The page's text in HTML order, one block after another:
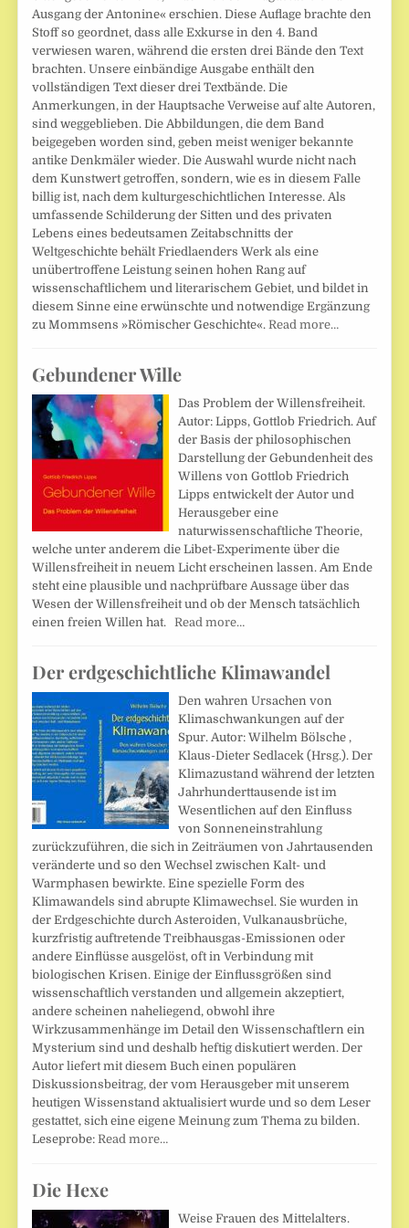
Ausgang der Antonine« erschien. Diese Auflage brachte den
Stoff so geordnet, dass alle Exkurse in den 4. Band
verwiesen waren, während die ersten drei Bände den Text
brachten. Unsere einbändige Ausgabe enthält den
vollständigen Text dieser drei Textbände. Die
Anmerkungen, in der Hauptsache Verweise auf alte Autoren,
sind weggeblieben. Die Abbildungen, die dem Band
beigegeben worden sind, geben meist weniger bekannte
antike Denkmäler wieder. Die Auswahl wurde nicht nach
dem Kunstwert getroffen, sondern, wie es in diesem Falle
billig ist, nach dem kulturgeschichtlichen Interesse. Als
umfassende Schilderung der Sitten und des privaten
Lebens eines bedeutsamen Zeitabschnitts der
Weltgeschichte behält Friedlaenders Werk als eine
unübertroffene Leistung seinen hohen Rang auf
wissenschaftlichem und literarischem Gebiet, und bildet in
diesem Sinne eine erwünschte und notwendige Ergänzung
zu Mommsens »Römischer Geschichte«.Read more…
Gebundener Wille
Das Problem der Willensfreiheit.
Autor: Lipps, Gottlob Friedrich. Auf
der Basis der philosophischen
Darstellung der Gebundenheit des
Willens von Gottlob Friedrich
Lipps entwickelt der Autor und
Herausgeber eine
naturwissenschaftliche Theorie,
welche unter anderem die Libet-Experimente über die
Willensfreiheit in neuem Licht erscheinen lassen. Am Ende
steht eine plausible und nachprüfbare Aussage über das
Wesen der Willensfreiheit und ob der Mensch tatsächlich
einen freien Willen hat.Read more…
Der erdgeschichtliche Klimawandel
Den wahren Ursachen von
Klimaschwankungen auf der
Spur. Autor: Wilhelm Bölsche ,
Klaus-Dieter Sedlacek (Hrsg.). Der
Klimazustand während der letzten
Jahrhunderttausende ist im
Wesentlichen auf den Einfluss
von Sonneneinstrahlung
zurückzuführen, die sich in Zeiträumen von Jahrtausenden
veränderte und so den Wechsel zwischen Kalt- und
Warmphasen bewirkte. Eine spezielle Form des
Klimawandels sind abrupte Klimawechsel. Sie wurden in
der Erdgeschichte durch Asteroiden, Vulkanausbrüche,
kurzfristig auftretende Treibhausgas-Emissionen oder
andere Einflüsse ausgelöst, oft in Verbindung mit
biologischen Krisen. Einige der Einflussgrößen sind
wissenschaftlich verstanden und allgemein akzeptiert,
andere scheinen naheliegend, obwohl ihre
Wirkzusammenhänge im Detail den Wissenschaftlern ein
Mysterium sind und deshalb heftig diskutiert werden. Der
Autor liefert mit diesem Buch einen populären
Diskussionsbeitrag, der vom Herausgeber mit unserem
heutigen Wissenstand aktualisiert wurde und so dem Leser
gestattet, sich eine eigene Meinung zum Thema zu bilden.
Leseprobe:Read more…
Die Hexe
Weise Frauen des Mittelalters.